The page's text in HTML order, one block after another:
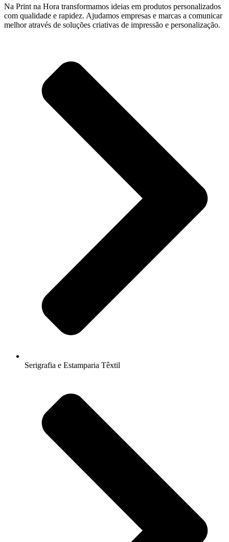
Na Print na Hora transformamos ideias em produtos personalizados
com qualidade e rapidez. Ajudamos empresas e marcas a comunicar
melhor através de soluções criativas de impressão e personalização.
Serigrafia e Estamparia Têxtil